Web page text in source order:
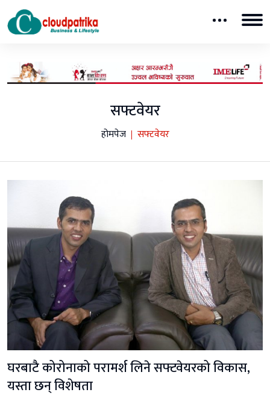
सफ्टवेयर
होमपेज सफ्टवेयर
घरबाटै कोरोनाको परामर्श लिने सफ्टवेयरको विकास,
यस्ता छन् विशेषता